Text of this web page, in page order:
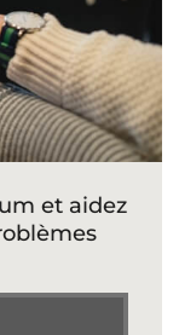
et aidez